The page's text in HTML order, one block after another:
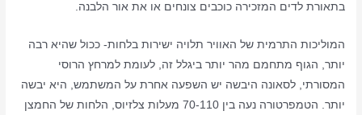
בתאורת לדים המזכירה כוכבים צונחים או את אור הלבנה.
המוליכות התרמית של האוויר תלויה ישירות בלחות- ככול שהיא רבה
יותר, הגוף מתחמם מהר יותר ביגלל זה, לעומת למרחץ הרוסי
המסורתי, לסאונה היבשה יש השפעה אחרת על המשתמש, היא יבשה
יותר. הטמפרטורה נעה בין 70-110 מעלות צלזיוס, הלחות של החמצן